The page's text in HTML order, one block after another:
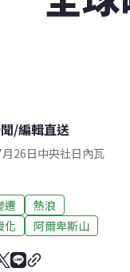
/編輯直送
26日中央社日內瓦
遷
熱浪
化
阿爾卑斯山